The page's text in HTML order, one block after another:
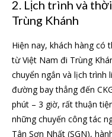
2. Lịch trình và
Trùng Khánh
Hiện nay, khách hàng có
từ Việt Nam đi Trùng
chuyển ngắn và lịch trình
đường bay thẳng đến
phút – 3 giờ, rất thuận
những chuyến công tác
Tân Sơn Nhất (SGN),